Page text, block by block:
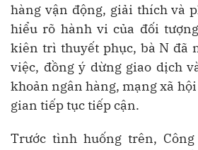
hàng vận động, giải thích và
hiểu rõ hành vi của đối
kiên trì thuyết phục, bà N đã
việc, đồng ý dừng giao dịch
khoản ngân hàng, mạng xã
gian tiếp tục tiếp cận.
Trước tình huống trên,